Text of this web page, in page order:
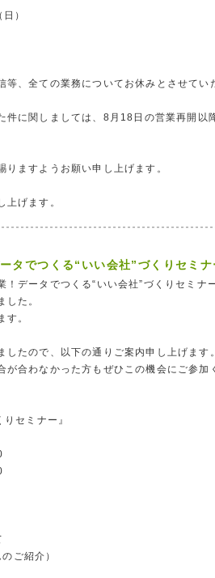
）
、全ての業務についてお休みとさせてい
件に関しましては、8月18日の営業再開以
ますようお願い申し上げます。
げます。
タでつくる“いい会社”づくりセミナ
データでつくる“いい会社”づくりセミナー
た。
。
たので、以下の通りご案内申し上げます。
が合わなかった方もぜひこの機会にご参加
セミナー』
のご紹介）